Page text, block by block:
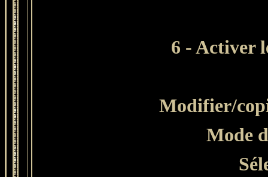
6 - Activer
Modifier/
Mode